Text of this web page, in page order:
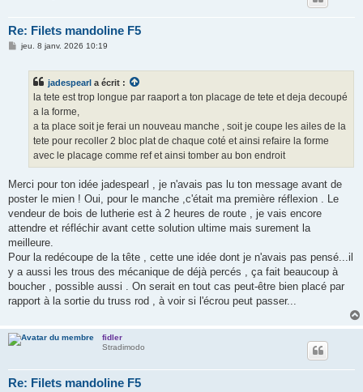
Re: Filets mandoline F5
Mjeu. 8 janv. 2026 10:19
jadespearl a écrit :
la tete est trop longue par raaport a ton placage de tete et deja decoupé
a la forme,
a ta place soit je ferai un nouveau manche , soit je coupe les ailes de la
tete pour recoller 2 bloc plat de chaque coté et ainsi refaire la forme
avec le placage comme ref et ainsi tomber au bon endroit
Merci pour ton idée jadespearl , je n'avais pas lu ton message avant de
poster le mien ! Oui, pour le manche ,c'était ma première réflexion . Le
vendeur de bois de lutherie est à 2 heures de route , je vais encore
attendre et réfléchir avant cette solution ultime mais surement la
meilleure.
Pour la redécoupe de la tête , cette une idée dont je n'avais pas pensé...il
y a aussi les trous des mécanique de déjà percés , ça fait beaucoup à
boucher , possible aussi . On serait en tout cas peut-être bien placé par
rapport à la sortie du truss rod , à voir si l'écrou peut passer...
fidler
Stradimodo
Re: Filets mandoline F5